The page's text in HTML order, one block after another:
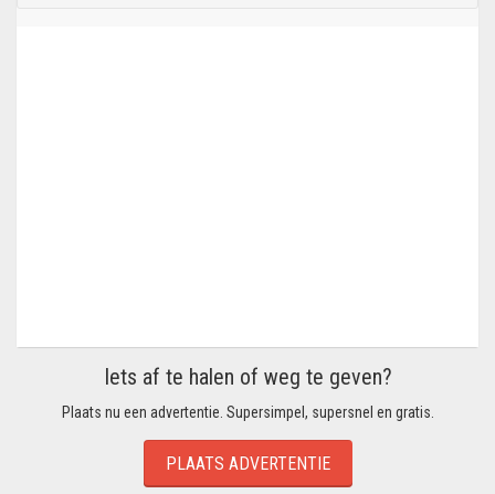
Iets af te halen of weg te geven?
Plaats nu een advertentie. Supersimpel, supersnel en gratis.
PLAATS ADVERTENTIE